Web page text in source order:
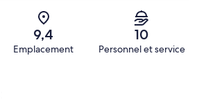
9,4
Emplacement
10
Personnel et service